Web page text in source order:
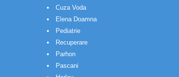
Cuza Voda
Elena Doamna
Pediatrie
Recuperare
Parhon
Pascani